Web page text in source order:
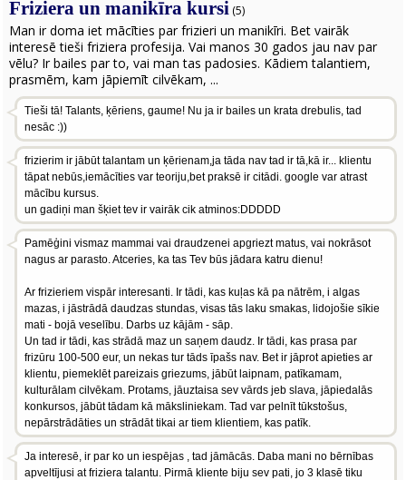
Friziera un manikīra kursi (5)
Man ir doma iet mācīties par frizieri un manikīri. Bet vairāk
interesē tieši friziera profesija. Vai manos 30 gados jau nav par
vēlu? Ir bailes par to, vai man tas padosies. Kādiem talantiem,
prasmēm, kam jāpiemīt cilvēkam, ...
Tieši tā! Talants, ķēriens, gaume! Nu ja ir bailes un krata drebulis, tad
nesāc :))
frizierim ir jābūt talantam un ķērienam,ja tāda nav tad ir tā,kā ir... klientu
tāpat nebūs,iemācīties var teoriju,bet praksē ir citādi. google var atrast
mācību kursus.
un gadiņi man šķiet tev ir vairāk cik atminos:DDDDD
Pamēģini vismaz mammai vai draudzenei apgriezt matus, vai nokrāsot
nagus ar parasto. Atceries, ka tas Tev būs jādara katru dienu!
Ar frizieriem vispār interesanti. Ir tādi, kas kuļas kā pa nātrēm, i algas
mazas, i jāstrādā daudzas stundas, visas tās laku smakas, lidojošie sīkie
mati - bojā veselību. Darbs uz kājām - sāp.
Un tad ir tādi, kas strādā maz un saņem daudz. Ir tādi, kas prasa par
frizūru 100-500 eur, un nekas tur tāds īpašs nav. Bet ir jāprot apieties ar
klientu, piemeklēt pareizais griezums, jābūt laipnam, patīkamam,
kulturālam cilvēkam. Protams, jāuztaisa sev vārds jeb slava, jāpiedalās
konkursos, jābūt tādam kā māksliniekam. Tad var pelnīt tūkstošus,
nepārstrādāties un strādāt tikai ar tiem klientiem, kas patīk.
Ja interesē, ir par ko un iespējas , tad jāmācās. Daba mani no bērnības
apveltījusi at friziera talantu. Pirmā kliente biju sev pati, jo 3 klasē tiku